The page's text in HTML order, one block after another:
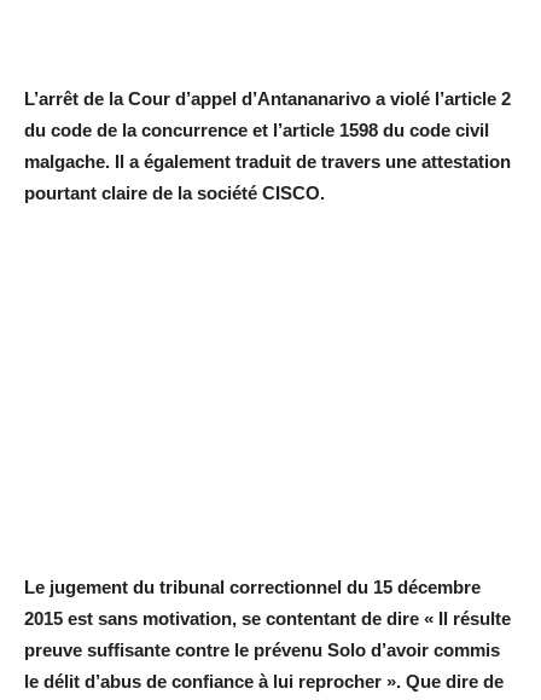
L’arrêt de la Cour d’appel d’Antananarivo a violé l’article 2
du code de la concurrence et l’article 1598 du code civil
malgache. Il a également traduit de travers une attestation
pourtant claire de la société CISCO.
Le jugement du tribunal correctionnel du 15 décembre
2015 est sans motivation, se contentant de dire « Il résulte
preuve suffisante contre le prévenu Solo d’avoir commis
le délit d’abus de confiance à lui reprocher ». Que dire de